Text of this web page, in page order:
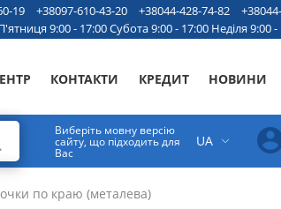
19 +38097-610-43-20 +38044-428-74-82
9:00 - 17:00 Субота 9:00 - 17:00 Неділя 9:00 -
КОНТАКТИ КРЕДИТ НОВИНИ
Виберіть мовну версію
сайту, що підходить для
Вас
UA
по краю (металева)